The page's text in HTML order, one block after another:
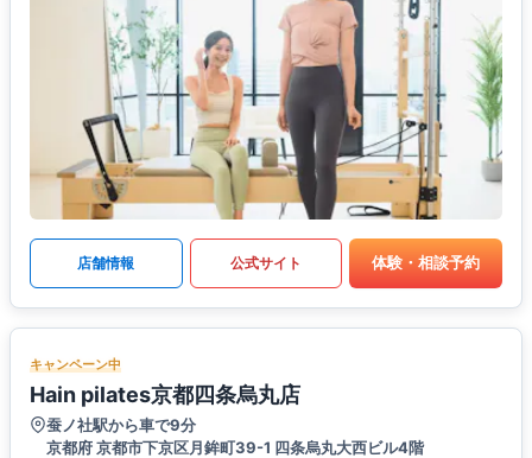
店舗情報 公式サイト 体験・相談予約
キャンペーン中
Hain pilates京都四条烏丸店
蚕ノ社駅から車で9分
京都府 京都市下京区月鉾町39-1 四条烏丸大西ビル4階